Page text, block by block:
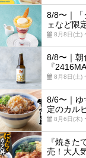
8/8〜｜「
ェなど限
8月8日(土)
8/8〜｜朝
『
8月8日(土)
8/6〜｜ゆ
定のカル
8月6日(木)
『焼き
売！大人